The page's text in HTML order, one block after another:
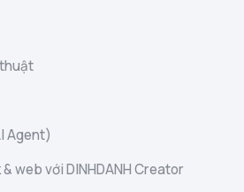
Agent)
web với DINHDANH Creator